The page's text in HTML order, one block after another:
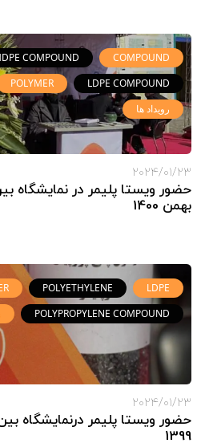
COMPOUND
COMPOUND
LDPE COMPOUND
POLYMER
رویداد ها
2024/01/23
حضور ویستا پلیمر در نمایشگاه
بهمن 1400
LDPE
POLYETHYLENE
POLYPROPYLENE COMPOUND
2024/01/23
حضور ویستا پلیمر درنمایشگاه
1399